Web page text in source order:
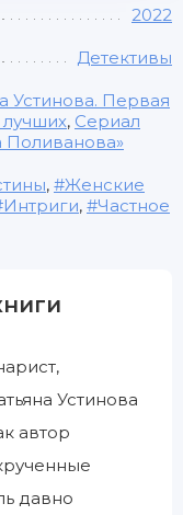
2022
Детективы
Устинова. Первая
, Сериал
,
Женские
Интриги,
Частное
Устинова
автор
давно